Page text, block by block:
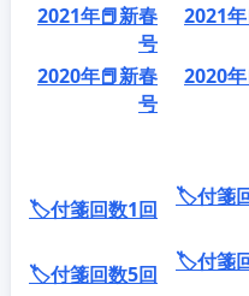
2021年📕新春
号
2021
2020年📕新春
号
2020
🏷️付箋回数1回
🏷️付箋
🏷️付箋回数5回
🏷️付箋